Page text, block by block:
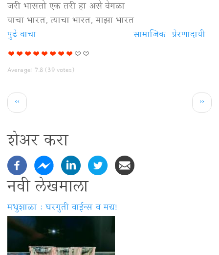
जरी भासतो एक तरी हा असे वेगळा
याचा भारत, त्याचा भारत, माझा भारत
प्रेरणादायी
सामाजिक
पुढे वाचामाझा
भारत...
विषयी
Average: 7.8 (39votes)
Pagination
Previous
page
‹‹
Next
page
››
शेअर करा
नवी लेखमाला
मधुशाळा : घरगुती वाईन्स व मद्य!